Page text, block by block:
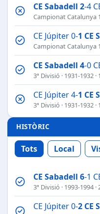
CE Sabadell 2-4
Campionat Catalunya
CE Júpiter 0-1 CE
Campionat Catalunya
CE Sabadell 4-0
3ª Divisió · 1931-1932
CE Júpiter 4-1 CE
3ª Divisió · 1931-1932
HISTÒRIC
Tots Local
CE Sabadell 6-1
3ª Divisió · 1993-1994
CE Júpiter 0-2 CE